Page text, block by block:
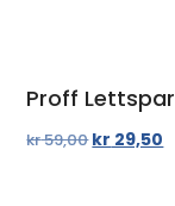
Proff
kr59,00kr 29,50